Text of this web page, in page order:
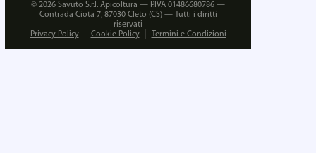
© 2026 Savuto S.r.l. Apicoltura — P.IVA 01486680786 —
Contrada Ciota 7, 87030 Cleto (CS) — Tutti i diritti
riservati
Privacy Policy
Cookie Policy Termini e Condizioni